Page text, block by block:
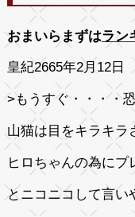
おまいらまずはラン
皇紀2665年2月12日
>もうすぐ・・・・
山猫は目をキラキラ
ヒロちゃんの為に
とニコニコして言い